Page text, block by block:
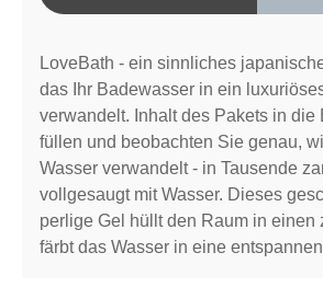
LoveBath - ein sinnliches
das Ihr Badewasser in ein
verwandelt. Inhalt des Pakets in die
füllen und beobachten Sie genau,
Wasser verwandelt - in Tausende
vollgesaugt mit Wasser. Dieses
perlige Gel hüllt den Raum in einen
färbt das Wasser in eine